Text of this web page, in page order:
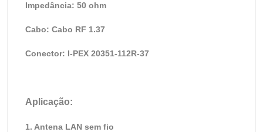
Impedância: 50 ohm
Cabo: Cabo RF 1.37
Conector: I-PEX 20351-112R-37
Aplicação:
1. Antena LAN sem fio